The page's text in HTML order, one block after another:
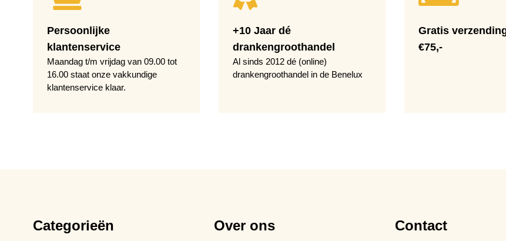
Persoonlijke
klantenservice
Maandag t/m vrijdag van 09.00 tot
16.00 staat onze vakkundige
klantenservice klaar.
+10 Jaar dé
drankengroothandel
Al sinds 2012 dé (online)
drankengroothandel in de Benelux
Gratis
€75,-
Categorieën Over ons Contact